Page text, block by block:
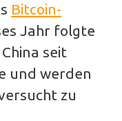
Bitcoin-
Jahr folgte
seit
und werden
zu